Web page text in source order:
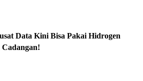
Xenco Medical Raih Penghargaan
Data Kini Bisa Pakai Hidrogen